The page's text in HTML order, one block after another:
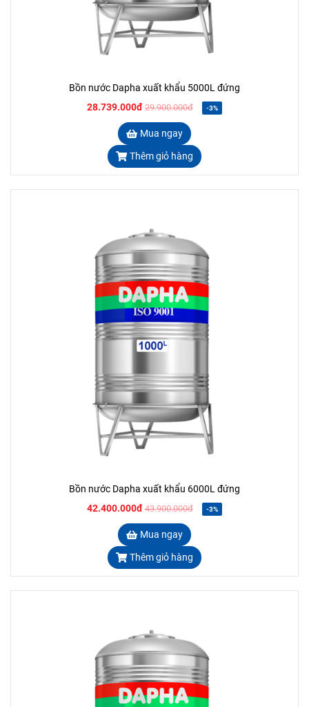
Bồn nước Dapha xuất khẩu 5000L đứng
28.739.000đ 29.900.000đ -3%
Mua ngay
Thêm giỏ hàng
Bồn nước Dapha xuất khẩu 6000L đứng
42.400.000đ 43.900.000đ -3%
Mua ngay
Thêm giỏ hàng